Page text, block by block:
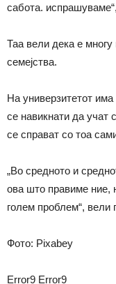
сабота.
Таа вели дека е
семејства.
На универзитетот
се навикнати да учат
се справат со тоа
„Во средното и
ова што правиме ние,
голем проблем“,
Фото: Pixabey
Error9 Error9